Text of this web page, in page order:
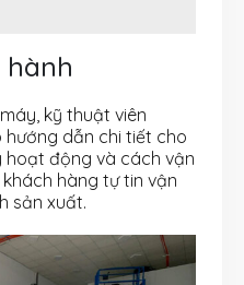
kỹ thuật viên
dẫn chi tiết cho
hoạt động và cách vận
hàng tự tin vận
sản xuất.